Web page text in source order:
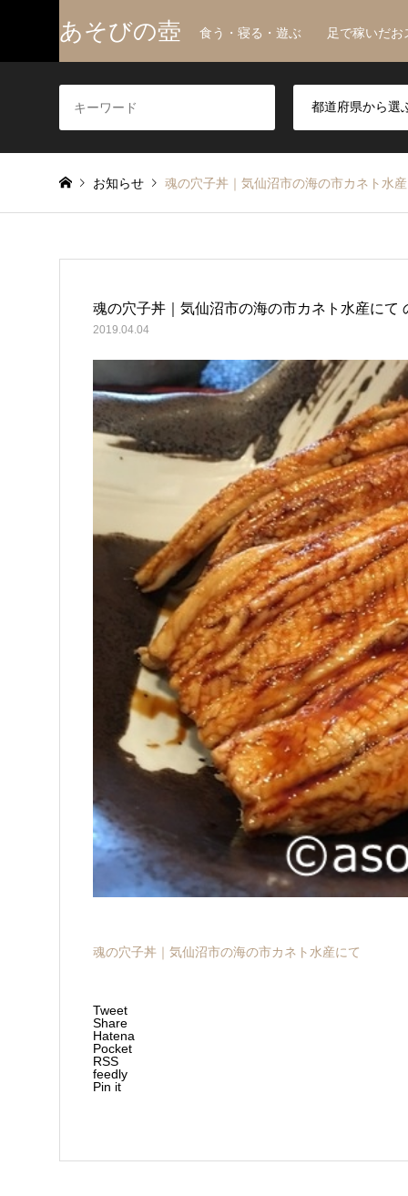
あそびの壺 食う・寝る・遊ぶ 足で稼いだお
お知らせ 魂の穴子丼｜気仙沼市の海の市カネト水
魂の穴子丼｜気仙沼市の海の市カネト水産にて
2019.04.04
魂の穴子丼｜気仙沼市の海の市カネト水産にて
Tweet
Share
Hatena
Pocket
RSS
feedly
Pin it